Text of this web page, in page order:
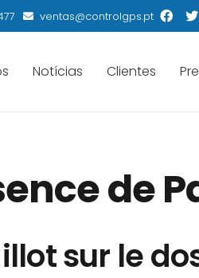
ventas@controlgps.pt
Notícias Clientes
de
sur le